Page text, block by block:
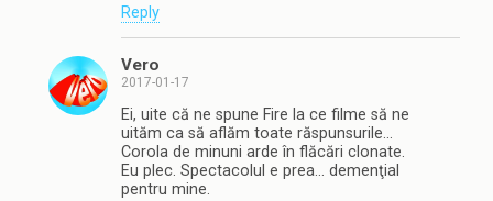
Reply
Vero
2017-01-17
Ei, uite că ne spune Fire la ce filme să ne
uităm ca să aflăm toate răspunsurile…
Corola de minuni arde în flăcări clonate.
Eu plec. Spectacolul e prea… demenţial
pentru mine.